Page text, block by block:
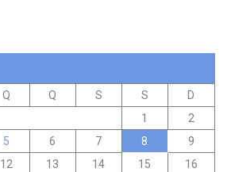
Q Q S S
D
1
2
5 6 7 8
9
12 13 14 15
16